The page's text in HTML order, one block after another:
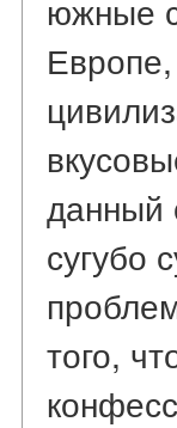
южные
данный
сугубо
того,